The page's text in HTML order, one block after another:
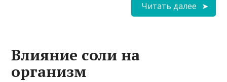
Читать далее
Влияние соли на
организм